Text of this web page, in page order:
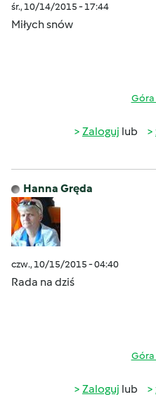
śr., 10/14/2015 - 17:44
Miłych snów
Góra
Zaloguj lub
Hanna Gręda
czw., 10/15/2015 - 04:40
Rada na dziś
Góra
Zaloguj lub